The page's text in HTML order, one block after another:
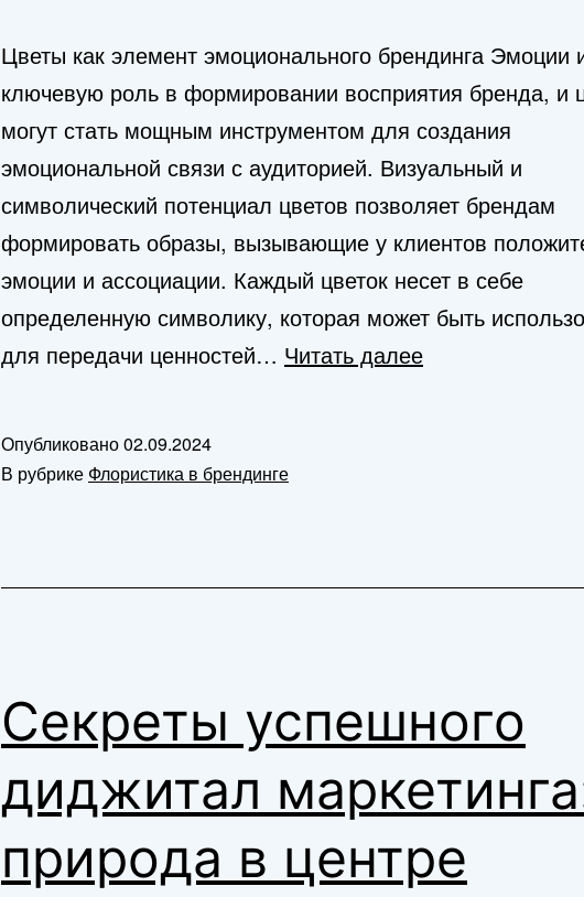
Цветы как элемент эмоционального брендинга Эмоции
ключевую роль в формировании восприятия бренда, и
могут стать мощным инструментом для создания
эмоциональной связи с аудиторией. Визуальный и
символический потенциал цветов позволяет брендам
формировать образы, вызывающие у клиентов
эмоции и ассоциации. Каждый цветок несет в себе
определенную символику, которая может быть
для передачи ценностей… Читать далееЦветочный
Опубликовано02.09.2024
В рубрике Флористика в брендинге
Секреты успешного
диджитал
природа в центре